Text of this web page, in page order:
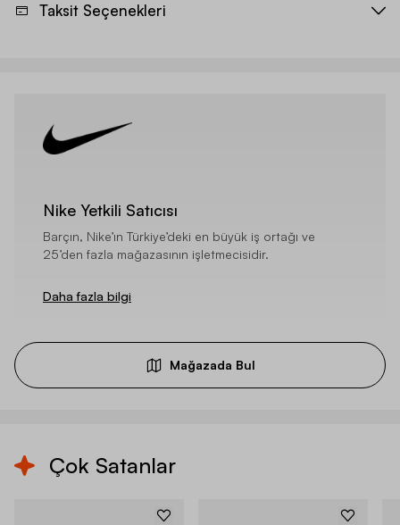
Taksit Seçenekleri
Nike Yetkili Satıcısı
Barçın, Nike’ın Türkiye’deki en büyük iş ortağı ve
25’den fazla mağazasının işletmecisidir.
Daha fazla bilgi
Mağazada Bul
Çok Satanlar